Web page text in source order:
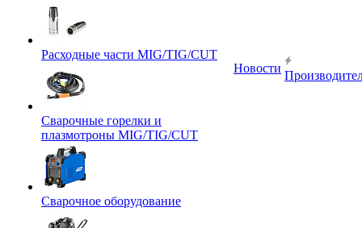
Расходные части MIG/TIG/CUT
Сварочные горелки и
плазмотроны MIG/TIG/CUT
Сварочное оборудование
Новости